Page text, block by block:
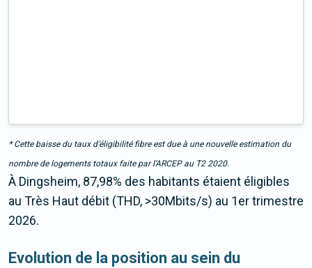
* Cette baisse du taux d’éligibilité fibre est due à une nouvelle estimation du
nombre de logements totaux faite par l’ARCEP au T2 2020.
À Dingsheim, 87,98% des habitants étaient éligibles
au Très Haut débit (THD, >30Mbits/s) au 1er trimestre
2026.
Evolution de la position au sein du